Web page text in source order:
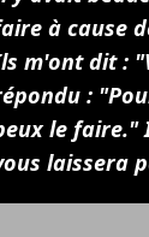
à cause
m'ont dit :
:
le faire."
laissera